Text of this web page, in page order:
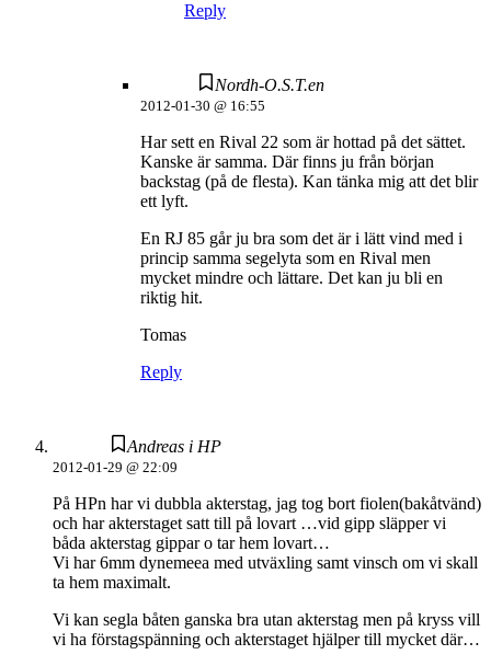
Reply
Nordh-O.S.T.en
2012-01-30 @ 16:55
Har sett en Rival 22 som är hottad på det sättet.
Kanske är samma. Där finns ju från början
backstag (på de flesta). Kan tänka mig att det blir
ett lyft.
En RJ 85 går ju bra som det är i lätt vind med i
princip samma segelyta som en Rival men
mycket mindre och lättare. Det kan ju bli en
riktig hit.
Tomas
Reply
Andreas i HP
2012-01-29 @ 22:09
På HPn har vi dubbla akterstag, jag tog bort fiolen(bakåtvänd)
och har akterstaget satt till på lovart …vid gipp släpper vi
båda akterstag gippar o tar hem lovart…
Vi har 6mm dynemeea med utväxling samt vinsch om vi skall
ta hem maximalt.
Vi kan segla båten ganska bra utan akterstag men på kryss vill
vi ha förstagspänning och akterstaget hjälper till mycket där…